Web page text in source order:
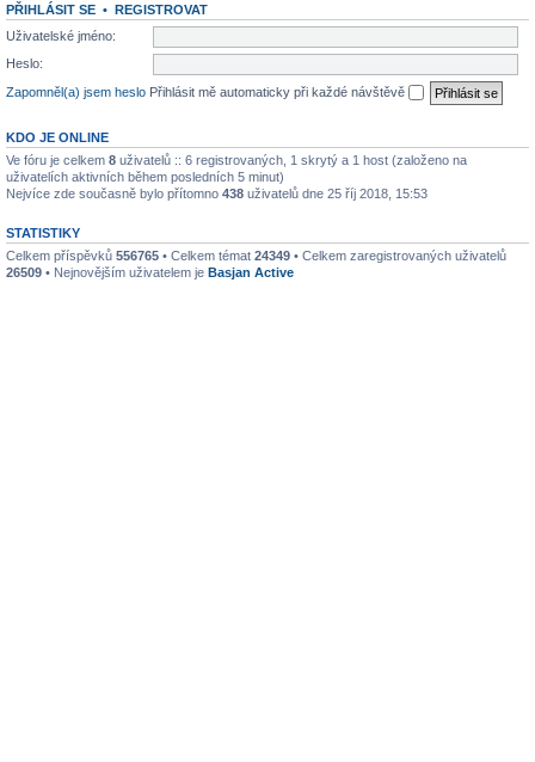
PŘIHLÁSIT SE • REGISTROVAT
Uživatelské jméno:
Heslo:
Zapomněl(a) jsem heslo Přihlásit mě automaticky při každé návštěvě
KDO JE ONLINE
Ve fóru je celkem 8 uživatelů :: 6 registrovaných, 1 skrytý a 1 host (založeno na
uživatelích aktivních během posledních 5 minut)
Nejvíce zde současně bylo přítomno 438 uživatelů dne 25 říj 2018, 15:53
STATISTIKY
Celkem příspěvků 556765 • Celkem témat 24349 • Celkem zaregistrovaných uživatelů
26509 • Nejnovějším uživatelem je Basjan Active